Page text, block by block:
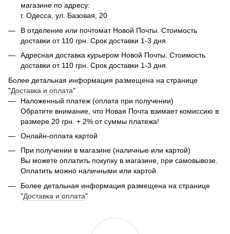
магазине по адресу:
г. Одесса, ул. Базовая, 20
В отделение или почтомат Новой Почты. Стоимость
доставки от 110 грн. Срок доставки 1-3 дня.
Адресная доставка курьером Новой Почты. Стоимость
доставки от 110 грн. Срок доставки 1-3 дня.
Более детальная информация размещена на странице
"Доставка и оплата"
Наложенный платеж (оплата при получении)
Обратите внимание, что Новая Почта взимает комиссию в
размере 20 грн. + 2% от суммы платежа!
Онлайн-оплата картой
При получении в магазине (наличные или картой)
Вы можете оплатить покупку в магазине, при самовывозе.
Оплатить можно наличными или картой.
Более детальная информация размещена на странице
"Доставка и оплата"